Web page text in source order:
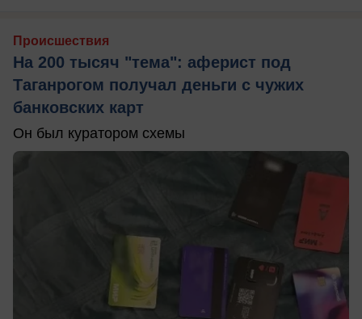
Происшествия
На 200 тысяч "тема": аферист под
Таганрогом получал деньги с чужих
банковских карт
Он был куратором схемы